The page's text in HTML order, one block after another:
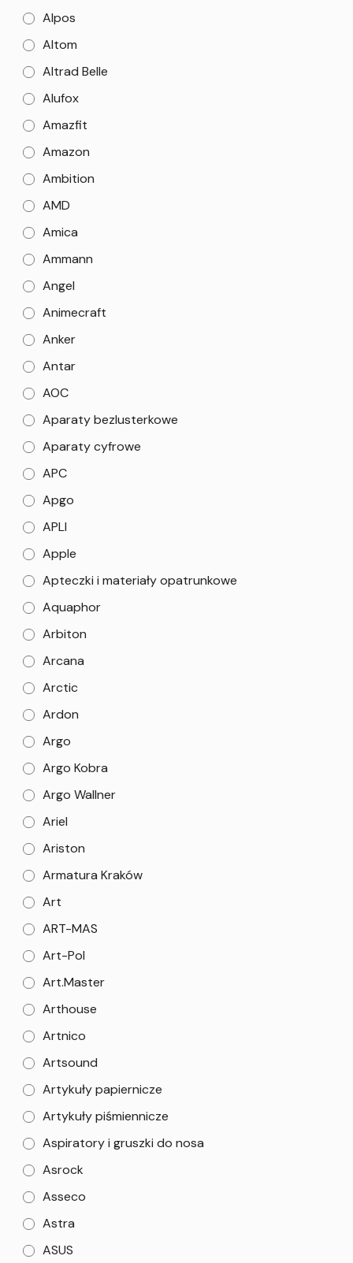
Alpos
Altom
Altrad Belle
Alufox
Amazfit
Amazon
Ambition
AMD
Amica
Ammann
Angel
Animecraft
Anker
Antar
AOC
Aparaty bezlusterkowe
Aparaty cyfrowe
APC
Apgo
APLI
Apple
Apteczki i materiały opatrunkowe
Aquaphor
Arbiton
Arcana
Arctic
Ardon
Argo
Argo Kobra
Argo Wallner
Ariel
Ariston
Armatura Kraków
Art
ART-MAS
Art-Pol
Art.Master
Arthouse
Artnico
Artsound
Artykuły papiernicze
Artykuły piśmiennicze
Aspiratory i gruszki do nosa
Asrock
Asseco
Astra
ASUS